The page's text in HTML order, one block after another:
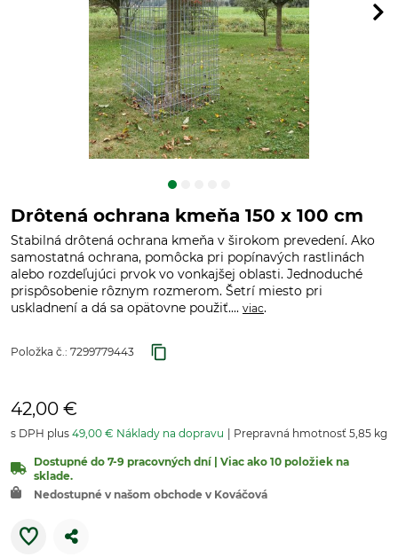
Drôtená ochrana kmeňa 150 x 100 cm
Stabilná drôtená ochrana kmeňa v širokom prevedení. Ako
samostatná ochrana, pomôcka pri popínavých rastlinách
alebo rozdeľujúci prvok vo vonkajšej oblasti. Jednoduché
prispôsobenie rôznym rozmerom. Šetrí miesto pri
uskladnení a dá sa opätovne použiť.... viac.
Položka č.: 7299779443
42,00 €
s DPH plus 49,00 € Náklady na dopravu Prepravná hmotnosť 5,85 kg
Dostupné do 7-9 pracovných dní | Viac ako 10 položiek na
sklade.
Nedostupné v našom obchode v Kováčová